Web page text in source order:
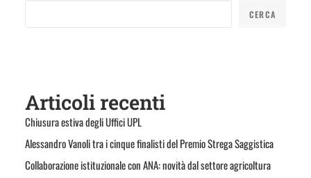
CERCA
Articoli recenti
Chiusura estiva degli Uffici UPL
Alessandro Vanoli tra i cinque finalisti del Premio Strega Saggistica
Collaborazione istituzionale con ANA: novità dal settore agricoltura